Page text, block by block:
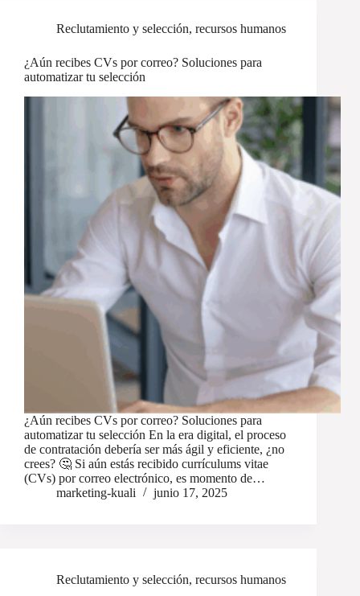
Reclutamiento y selección, recursos humanos
¿Aún recibes CVs por correo? Soluciones para
automatizar tu selección
¿Aún recibes CVs por correo? Soluciones para
automatizar tu selección En la era digital, el proceso
de contratación debería ser más ágil y eficiente, ¿no
crees? 🤔 Si aún estás recibido currículums vitae
(CVs) por correo electrónico, es momento de…
marketing-kuali
junio 17, 2025
Reclutamiento y selección, recursos humanos